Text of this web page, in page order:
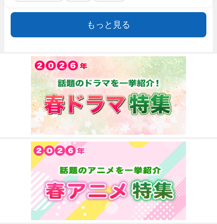
もっと見る